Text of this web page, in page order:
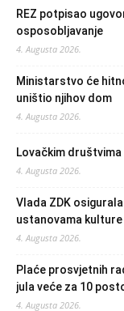
REZ potpisao
osposobljavanje
4. Augusta 2026.
Ministarstvo će
uništio njihov dom
4. Augusta 2026.
Lovačkim
4. Augusta 2026.
Vlada ZDK
ustanovama kulture
4. Augusta 2026.
Plaće prosvjetnih
jula veće za 10
4. Augusta 2026.